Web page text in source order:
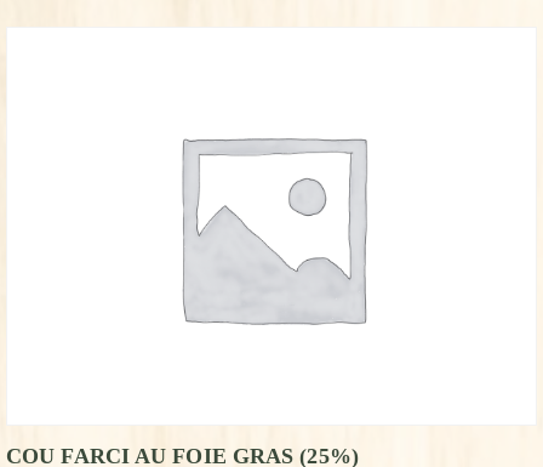
COU FARCI AU FOIE GRAS (25%)